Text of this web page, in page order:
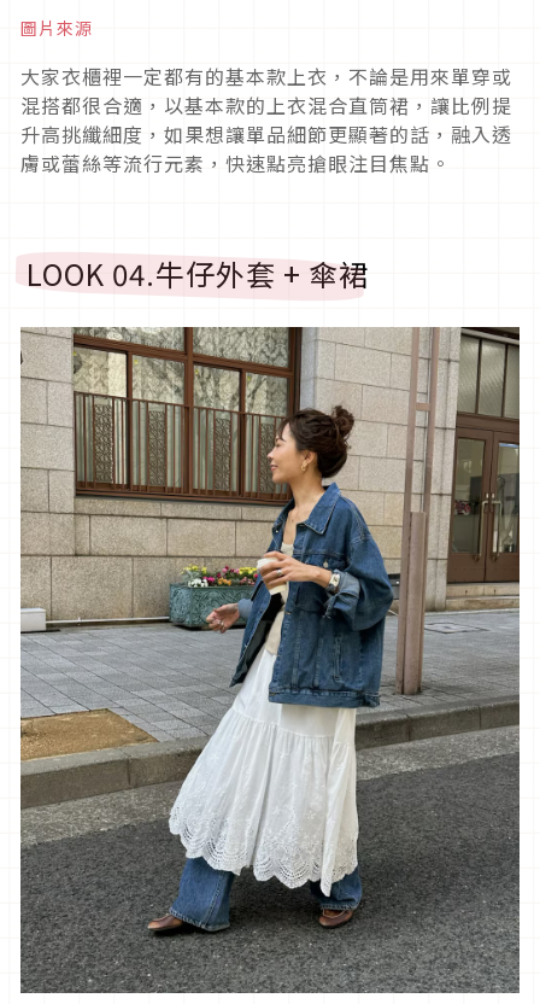
圖片來源
大家衣櫃裡一定都有的基本款上衣，不論是用來單穿或
混搭都很合適，以基本款的上衣混合直筒裙，讓比例提
升高挑纖細度，如果想讓單品細節更顯著的話，融入透
膚或蕾絲等流行元素，快速點亮搶眼注目焦點。
LOOK 04.牛仔外套 +傘裙